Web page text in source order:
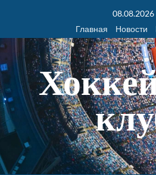
08.08.2026
Главная
Новости